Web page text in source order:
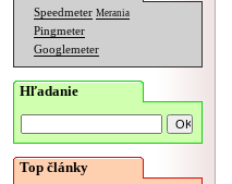
Speedmeter Merania
Pingmeter
Googlemeter
Hľadanie
Top články